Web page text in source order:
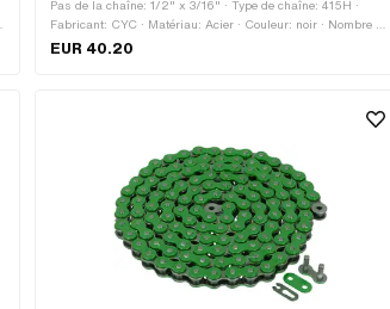
Pas de la chaîne: 1/2" x 3/16" · Type de chaîne: 415H ·
Fabricant: CYC · Matériau: Acier · Couleur: noir · Nombre de
maillons: 128 pcs · Circonférence de roulement: 1626 mm ·
EUR 40.20